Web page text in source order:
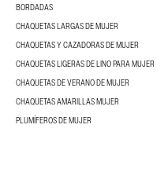
BORDADAS
CHAQUETAS LARGAS DE MUJER
CHAQUETAS Y CAZADORAS DE MUJER
CHAQUETAS LIGERAS DE LINO PARA MUJER
CHAQUETAS DE VERANO DE MUJER
CHAQUETAS AMARILLAS MUJER
PLUMÍFEROS DE MUJER